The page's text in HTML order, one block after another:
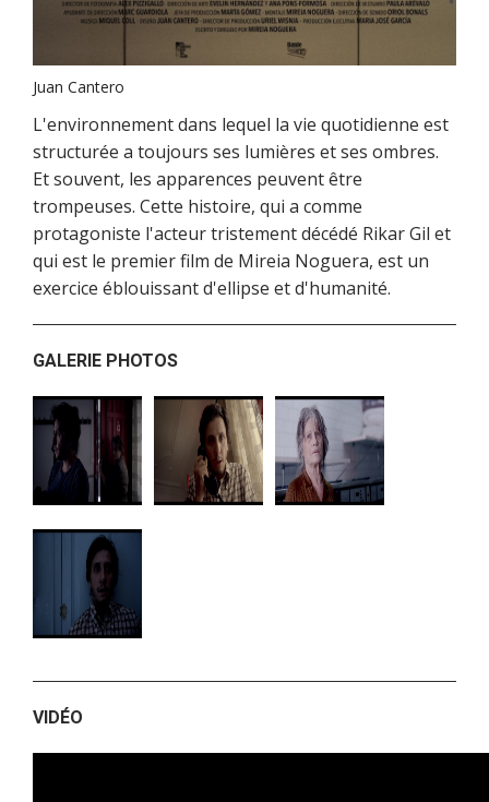
Juan Cantero
L'environnement dans lequel la vie quotidienne est
structurée a toujours ses lumières et ses ombres.
Et souvent, les apparences peuvent être
trompeuses. Cette histoire, qui a comme
protagoniste l'acteur tristement décédé Rikar Gil et
qui est le premier film de Mireia Noguera, est un
exercice éblouissant d'ellipse et d'humanité.
GALERIE PHOTOS
VIDÉO